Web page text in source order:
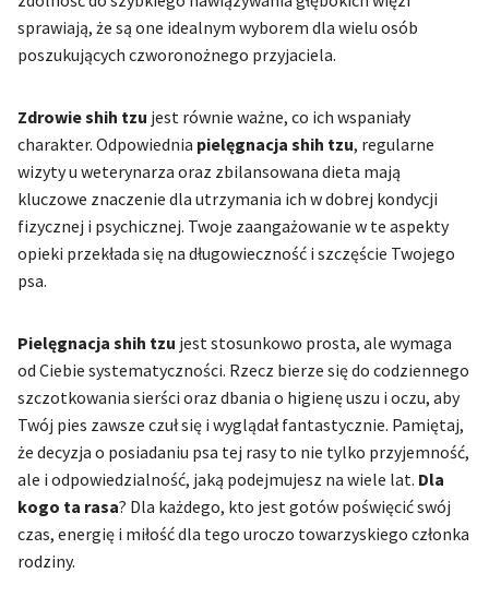
sprawiają, że są one idealnym wyborem dla wielu osób
poszukujących czworonożnego przyjaciela.
Zdrowie shih tzu jest równie ważne, co ich wspaniały
charakter. Odpowiednia pielęgnacja shih tzu, regularne
wizyty u weterynarza oraz zbilansowana dieta mają
kluczowe znaczenie dla utrzymania ich w dobrej kondycji
fizycznej i psychicznej. Twoje zaangażowanie w te aspekty
opieki przekłada się na długowieczność i szczęście Twojego
psa.
Pielęgnacja shih tzu jest stosunkowo prosta, ale wymaga
od Ciebie systematyczności. Rzecz bierze się do codziennego
szczotkowania sierści oraz dbania o higienę uszu i oczu, aby
Twój pies zawsze czuł się i wyglądał fantastycznie. Pamiętaj,
że decyzja o posiadaniu psa tej rasy to nie tylko przyjemność,
ale i odpowiedzialność, jaką podejmujesz na wiele lat. Dla
kogo ta rasa? Dla każdego, kto jest gotów poświęcić swój
czas, energię i miłość dla tego uroczo towarzyskiego członka
rodziny.